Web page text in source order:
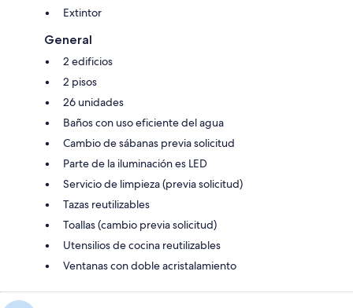
Extintor
General
2 edificios
2 pisos
26 unidades
Baños con uso eficiente del agua
Cambio de sábanas previa solicitud
Parte de la iluminación es LED
Servicio de limpieza (previa solicitud)
Tazas reutilizables
Toallas (cambio previa solicitud)
Utensilios de cocina reutilizables
Ventanas con doble acristalamiento